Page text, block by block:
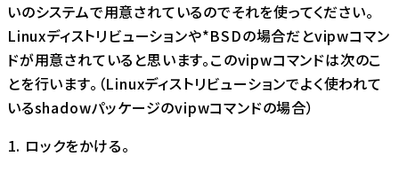
いのシステムで用意されているのでそれを使ってください。
Linuxディストリビューションや*BSDの場合だとvipwコマン
ドが用意されていると思います。このvipwコマンドは次のこ
とを行います。（Linuxディストリビューションでよく使われて
いるshadowパッケージのvipwコマンドの場合）
ロックをかける。